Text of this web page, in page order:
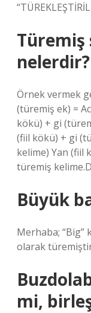
Türemiş
nelerdir?
Örnek vermek
(türemiş ek) =
kökü) + gi
(fiil kökü) + gi
kelime) Yan (fiil
türemiş
Büyük
Merhaba;
olarak
mi,